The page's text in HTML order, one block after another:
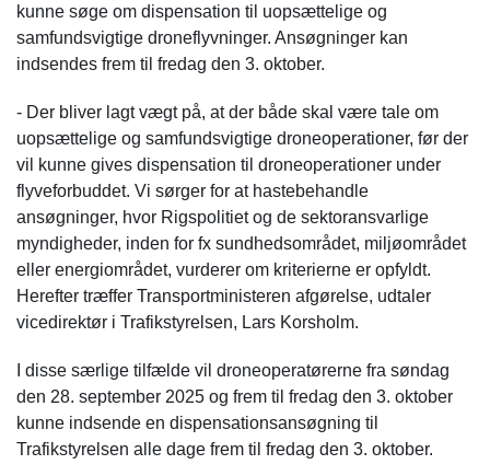
kunne søge om dispensation til uopsættelige og
samfundsvigtige droneflyvninger. Ansøgninger kan
indsendes frem til fredag den 3. oktober.
- Der bliver lagt vægt på, at der både skal være tale om
uopsættelige og samfundsvigtige droneoperationer, før der
vil kunne gives dispensation til droneoperationer under
flyveforbuddet. Vi sørger for at hastebehandle
ansøgninger, hvor Rigspolitiet og de sektoransvarlige
myndigheder, inden for fx sundhedsområdet, miljøområdet
eller energiområdet, vurderer om kriterierne er opfyldt.
Herefter træffer Transportministeren afgørelse, udtaler
vicedirektør i Trafikstyrelsen, Lars Korsholm.
I disse særlige tilfælde vil droneoperatørerne fra søndag
den 28. september 2025 og frem til fredag den 3. oktober
kunne indsende en dispensationsansøgning til
Trafikstyrelsen alle dage frem til fredag den 3. oktober.